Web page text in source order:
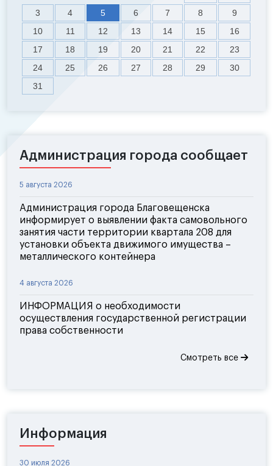
3
4 5 6 7 8
9
10
11 12 13 14 15
16
17
18 19 20 21 22
23
24
25 26 27 28 29
30
31
Администрация города сообщает
5 августа 2026
Администрация города Благовещенска
информирует о выявлении факта самовольного
занятия части территории квартала 208 для
установки объекта движимого имущества –
металлического контейнера
4 августа 2026
ИНФОРМАЦИЯ о необходимости
осуществления государственной регистрации
права собственности
Смотреть все
Информация
30 июля 2026